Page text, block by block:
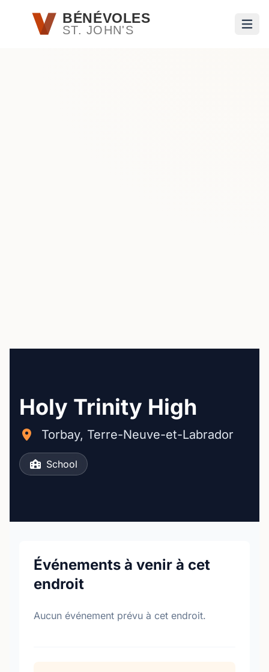
Passer au contenu principal
BÉNÉVOLES
ST. JOHN'S
Holy Trinity High
Torbay, Terre-Neuve-et-Labrador
School
Événements à venir à cet
endroit
Aucun événement prévu à cet endroit.